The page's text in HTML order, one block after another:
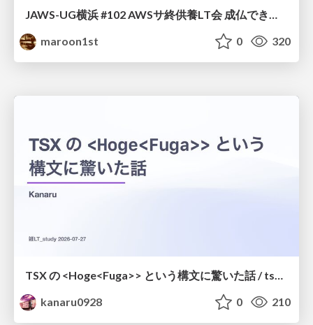
JAWS-UG横浜 #102 AWSサ終供養LT会 成仏できない AWS サービスたち 〜本日、三体供養します〜
maroon1st
0 320
kanaru0928
0 210